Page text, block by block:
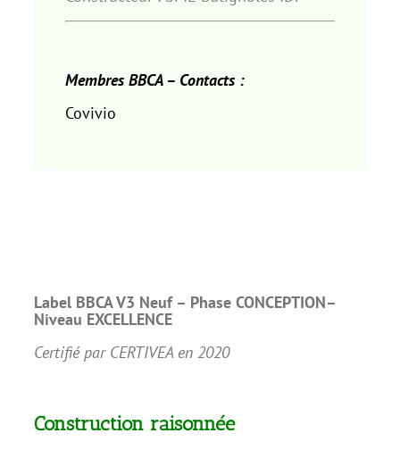
Membres BBCA – Contacts :
Covivio
Label BBCA V3 Neuf – Phase CONCEPTION–
Niveau EXCELLENCE
Certifié par CERTIVEA en 2020
Construction raisonnée